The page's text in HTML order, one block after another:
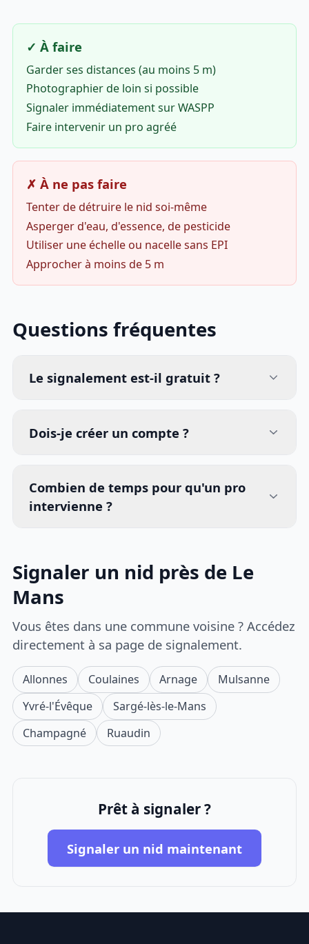
✓ À faire
Garder ses distances (au moins 5 m)
Photographier de loin si possible
Signaler immédiatement sur WASPP
Faire intervenir un pro agréé
✗ À ne pas faire
Tenter de détruire le nid soi-même
Asperger d'eau, d'essence, de pesticide
Utiliser une échelle ou nacelle sans EPI
Approcher à moins de 5 m
Questions fréquentes
Le signalement est-il gratuit ?
Dois-je créer un compte ?
Combien de temps pour qu'un pro
intervienne ?
Signaler un nid près de Le
Mans
Vous êtes dans une commune voisine ? Accédez
directement à sa page de signalement.
Allonnes Coulaines Arnage
Mulsanne
Yvré-l'Évêque
Sargé-lès-le-Mans
Champagné
Ruaudin
Prêt à signaler ?
Signaler un nid maintenant